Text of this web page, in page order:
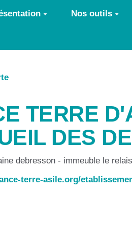
Nos outils
TERRE
DES
debresson - immeuble le
terre-asile.org/